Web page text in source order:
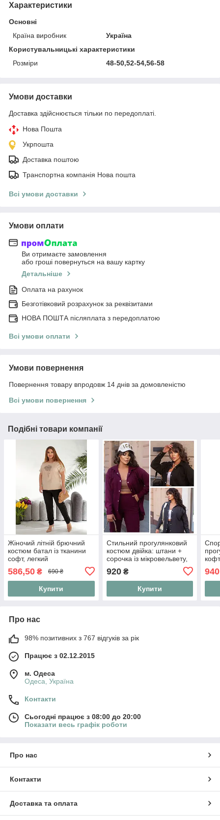
Характеристики
Основні
Країна виробник
Україна
Користувальницькі характеристики
Розміри
48-50,52-54,56-58
Умови доставки
Доставка здійснюється тільки по передоплаті.
Нова Пошта
Укрпошта
Доставка поштою
Транспортна компанія Нова пошта
Всі умови доставки
Умови оплати
Ви отримаєте замовлення
або гроші повернуться на вашу картку
Детальніше
Оплата на рахунок
Безготівковий розрахунок за реквізитами
НОВА ПОШТА післяплата з передоплатою
Всі умови оплати
Умови повернення
Повернення товару впродовж 14 днів за домовленістю
Всі умови повернення
Подібні товари компанії
Жіночий літній брючний
костюм батал із тканини
софт, легкий
прогулянковий костюм-
двійка вільна кофта та
штани "Soft E
586,50 ₴ 690 ₴
Купити
Стильний прогулянковий
костюм двійка: штани +
сорочка із мікровельвету,
розміри: 48-50, 52-54, 56-
58
920₴
Купити
Про нас
98% позитивних з 767 відгуків за рік
Працює з 02.12.2015
м. Одеса
Одеса, Україна
Контакти
Сьогодні працює з 08:00 до 20:00
Показати весь графік роботи
Про нас
Контакти
Доставка та оплата